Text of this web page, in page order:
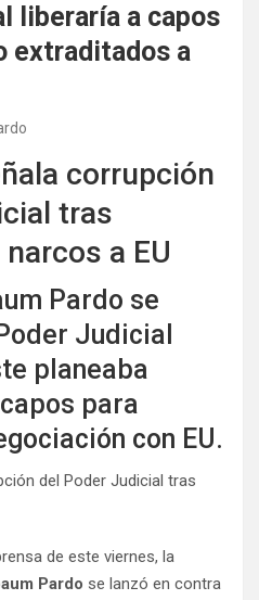
liberaría a capos
extraditados a
corrupción
tras
a EU
Pardo se
Judicial
planeaba
para
con EU.
de este viernes, la
Pardo se lanzó en contra